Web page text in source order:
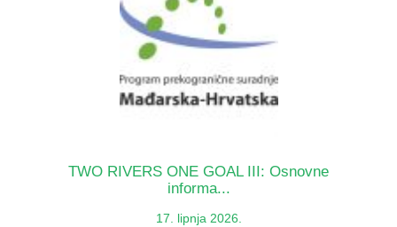
TWO RIVERS ONE GOAL III: Osnovne
informa...
17. lipnja 2026.